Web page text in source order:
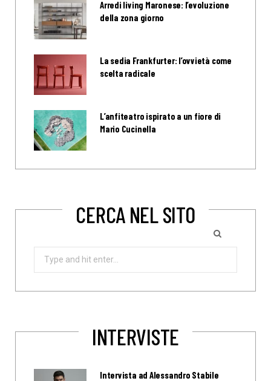
Arredi living Maronese: l’evoluzione
della zona giorno
La sedia Frankfurter: l’ovvietà come
scelta radicale
L’anfiteatro ispirato a un fiore di
Mario Cucinella
CERCA NEL SITO
Search
INTERVISTE
Intervista ad Alessandro Stabile